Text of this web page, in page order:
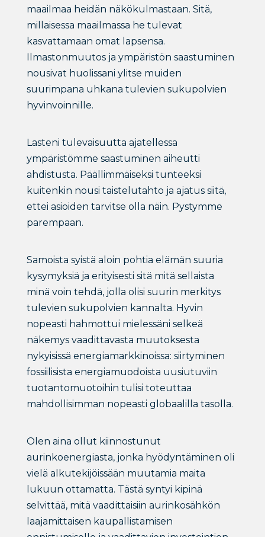
maailmaa heidän näkökulmastaan. Sitä,
millaisessa maailmassa he tulevat
kasvattamaan omat lapsensa.
Ilmastonmuutos ja ympäristön saastuminen
nousivat huolissani ylitse muiden
suurimpana uhkana tulevien sukupolvien
hyvinvoinnille.
Lasteni tulevaisuutta ajatellessa
ympäristömme saastuminen aiheutti
ahdistusta. Päällimmäiseksi tunteeksi
kuitenkin nousi taistelutahto ja ajatus siitä,
ettei asioiden tarvitse olla näin. Pystymme
parempaan.
Samoista syistä aloin pohtia elämän suuria
kysymyksiä ja erityisesti sitä mitä sellaista
minä voin tehdä, jolla olisi suurin merkitys
tulevien sukupolvien kannalta. Hyvin
nopeasti hahmottui mielessäni selkeä
näkemys vaadittavasta muutoksesta
nykyisissä energiamarkkinoissa: siirtyminen
fossiilisista energiamuodoista uusiutuviin
tuotantomuotoihin tulisi toteuttaa
mahdollisimman nopeasti globaalilla tasolla.
Olen aina ollut kiinnostunut
aurinkoenergiasta, jonka hyödyntäminen oli
vielä alkutekijöissään muutamia maita
lukuun ottamatta. Tästä syntyi kipinä
selvittää, mitä vaadittaisiin aurinkosähkön
laajamittaisen kaupallistamisen